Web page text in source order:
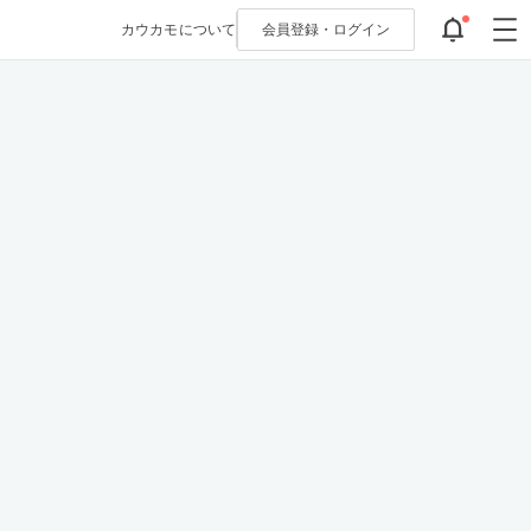
カウカモについて 会員登録・ ログイン